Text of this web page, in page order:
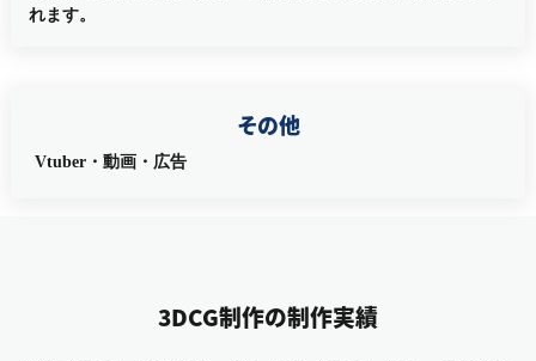
れます。
その他
Vtuber・動画・広告
3DCG制作の制作実績